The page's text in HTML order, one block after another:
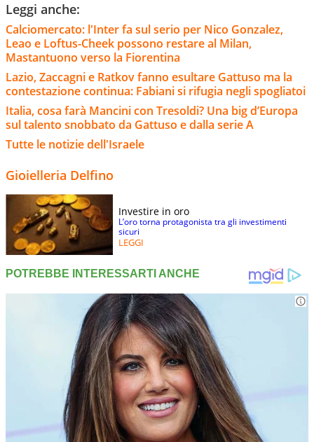
Leggi anche:
Calciomercato: l'Inter fa sul serio per Nico Gonzalez,
Leao e Loftus-Cheek possono restare al Milan,
Mastantuono verso la Fiorentina
Lazio, Zaccagni e Ratkov fanno esultare Gattuso ma la
contestazione continua: Fabiani si rifugia negli spogliatoi
Italia, cosa farà Mancini con Tresoldi? Una big d’Europa
sul talento snobbato da Gattuso e dalla serie A
Tutte le notizie dell'Israele
Gioielleria Delfino
Investire in oro
L’oro torna protagonista tra gli investimenti
sicuri
LEGGI